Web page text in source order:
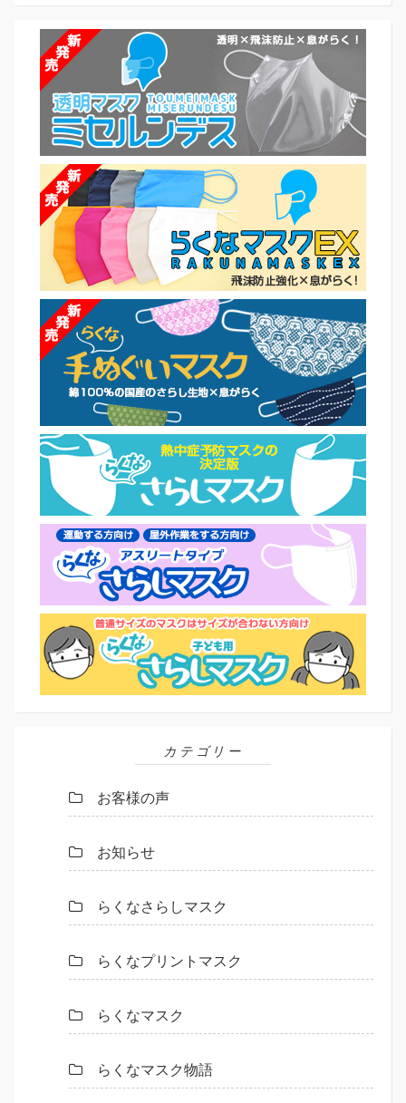
カテゴリー
お客様の声
お知らせ
らくなさらしマスク
らくなプリントマスク
らくなマスク
らくなマスク物語